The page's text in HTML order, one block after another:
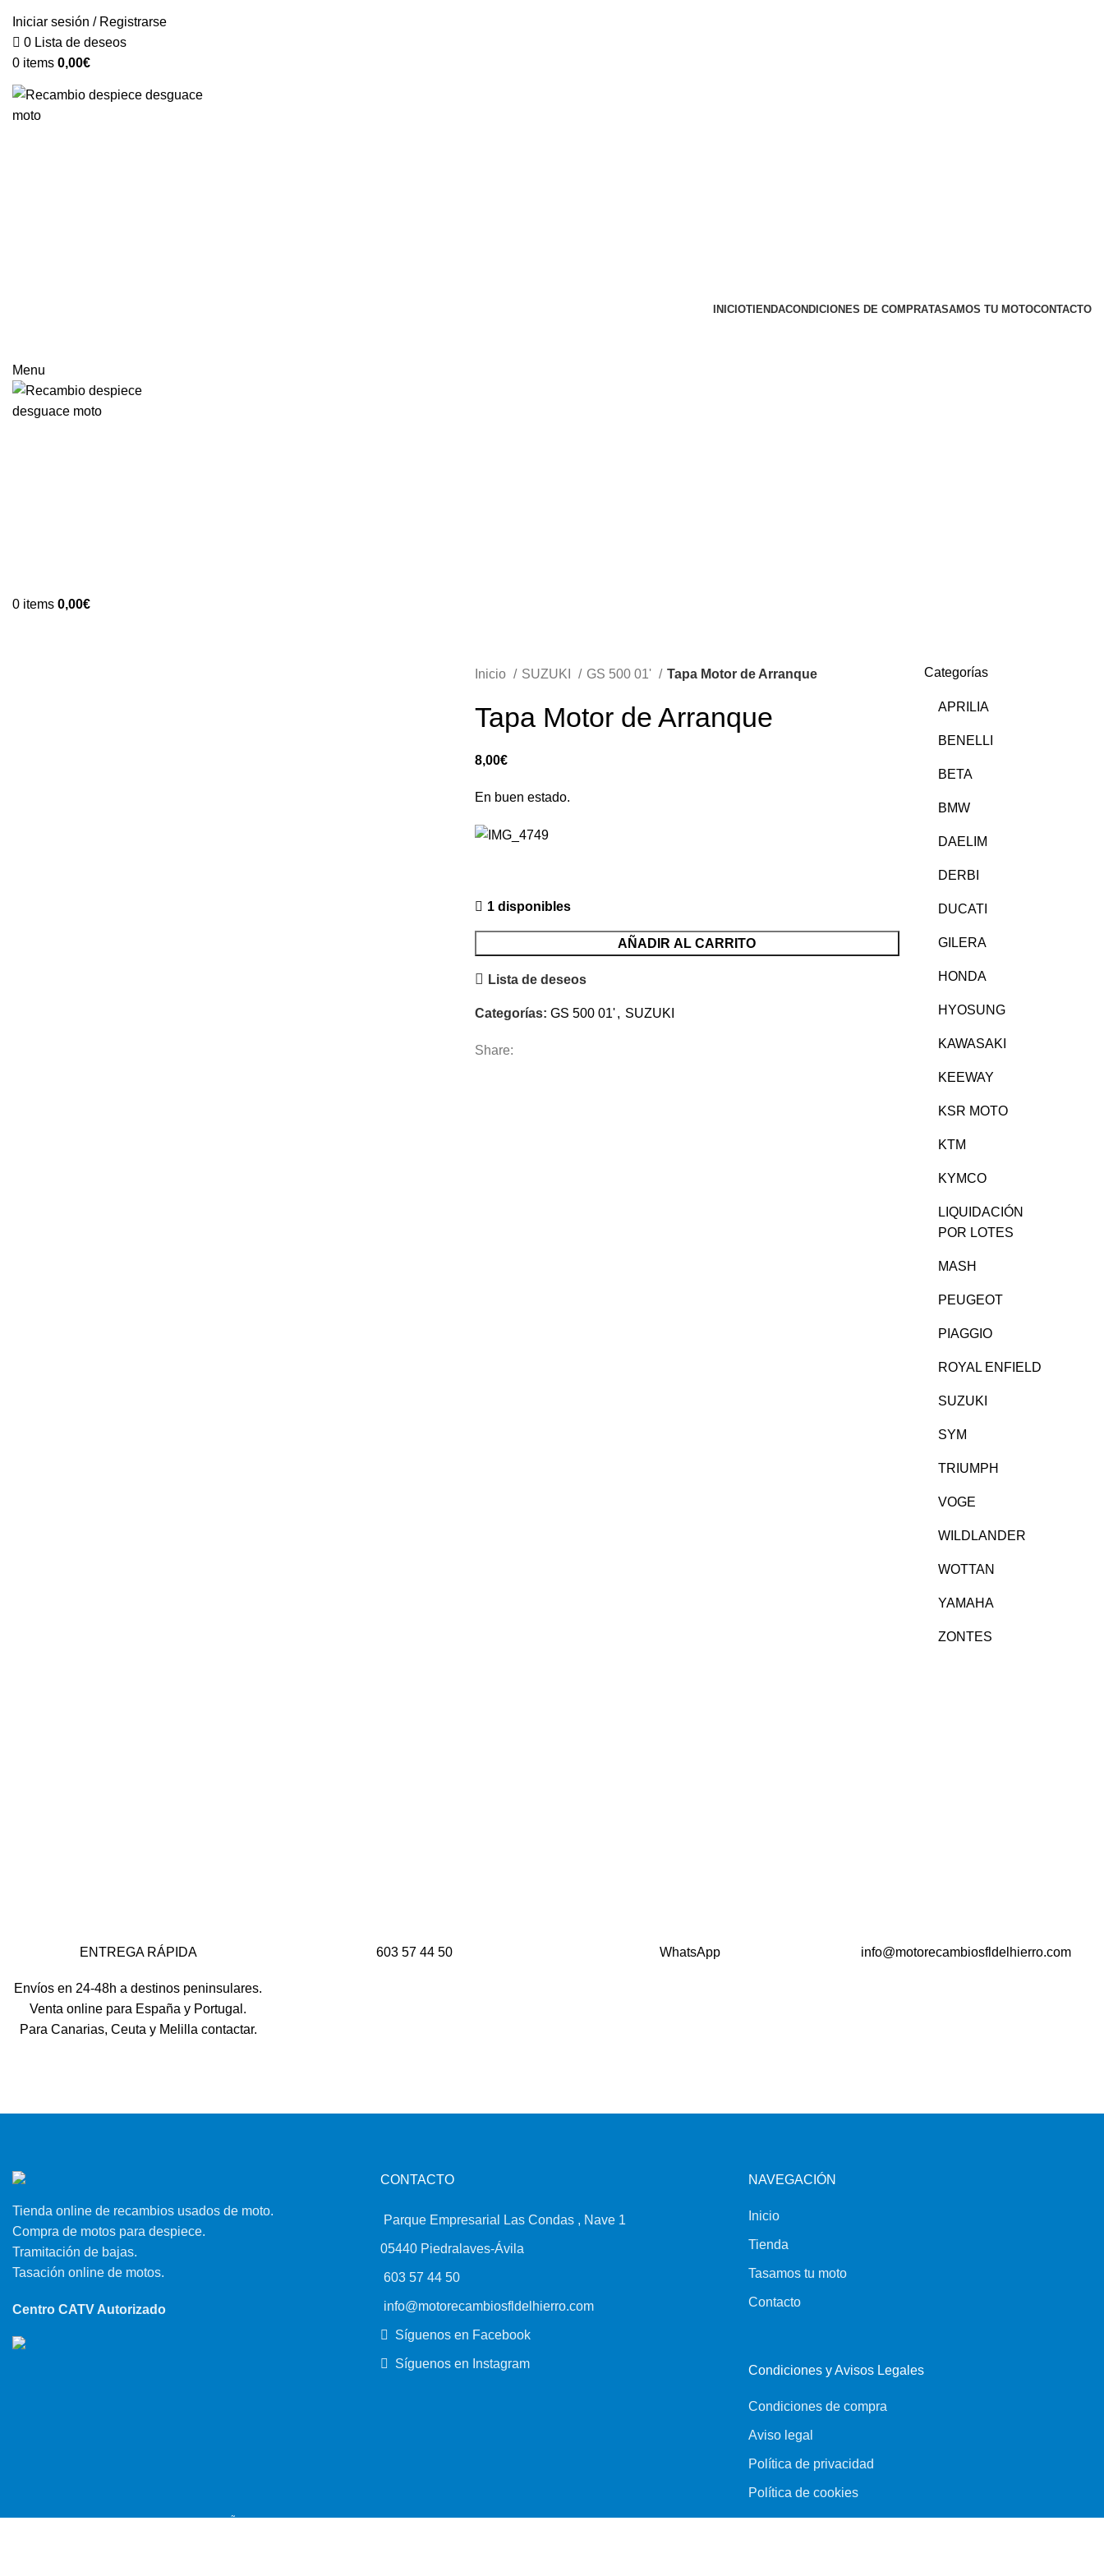
Iniciar sesión / Registrarse
0 Lista de deseos
0 items 0,00€
INICIOTIENDACONDICIONES DE COMPRATASAMOS TU MOTOCONTACTO
Menu
0 items 0,00€
Inicio SUZUKI GS 500 01' Tapa Motor de Arranque
Tapa Motor de Arranque
8,00€
En buen estado.
1 disponibles
AÑADIR AL CARRITO
Lista de deseos
Categorías: GS 500 01' , SUZUKI
Share:
Categorías
APRILIA
BENELLI
BETA
BMW
DAELIM
DERBI
DUCATI
GILERA
HONDA
HYOSUNG
KAWASAKI
KEEWAY
KSR MOTO
KTM
KYMCO
LIQUIDACIÓN
POR LOTES
MASH
PEUGEOT
PIAGGIO
ROYAL ENFIELD
SUZUKI
SYM
TRIUMPH
VOGE
WILDLANDER
WOTTAN
YAMAHA
ZONTES
ENTREGA RÁPIDA
Envíos en 24-48h a destinos peninsulares.
Venta online para España y Portugal.
Para Canarias, Ceuta y Melilla contactar.
603 57 44 50 WhatsApp info@motorecambiosfldelhierro.com
Tienda online de recambios usados de moto.
Compra de motos para despiece.
Tramitación de bajas.
Tasación online de motos.
Centro CATV Autorizado
CONTACTO
Parque Empresarial Las Condas , Nave 1
05440 Piedralaves-Ávila
603 57 44 50
info@motorecambiosfldelhierro.com
Síguenos en Facebook
Síguenos en Instagram
NAVEGACIÓN
Inicio
Tienda
Tasamos tu moto
Contacto
Condiciones y Avisos Legales
Condiciones de compra
Aviso legal
Política de privacidad
Política de cookies
MOTORECAMBIOS FL DEL HIERRO| DISEÑO WEBHARRY SOUL